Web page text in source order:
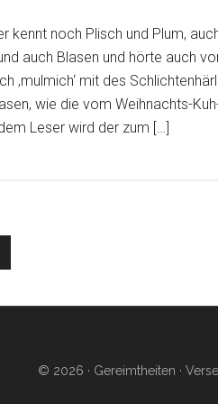
kennt noch Plisch und Plum,
auch Blasen und hörte auch
‚mulmich‘ mit des
wie die vom Weihnachts-
Leser wird der zum […]
© 2026 · Gereimtheiten ·